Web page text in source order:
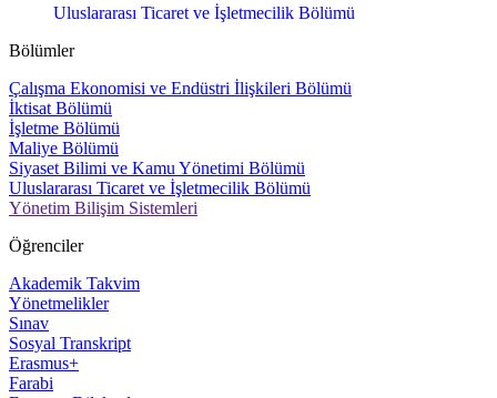
Uluslararası Ticaret ve İşletmecilik Bölümü
Bölümler
Çalışma Ekonomisi ve Endüstri İlişkileri Bölümü
İktisat Bölümü
İşletme Bölümü
Maliye Bölümü
Siyaset Bilimi ve Kamu Yönetimi Bölümü
Uluslararası Ticaret ve İşletmecilik Bölümü
Yönetim Bilişim Sistemleri
Öğrenciler
Akademik Takvim
Yönetmelikler
Sınav
Sosyal Transkript
Erasmus+
Farabi